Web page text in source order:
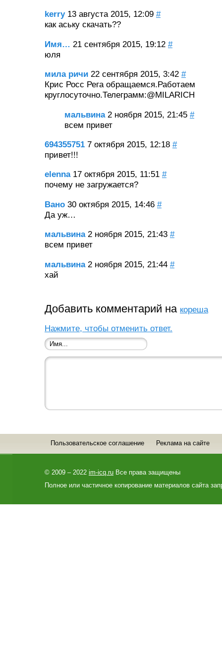
kerry 13 августа 2015, 12:09 #
как аську скачать??
Имя… 21 сентября 2015, 19:12 #
юля
мила ричи 22 сентября 2015, 3:42 #
Крис Росс Рега обращаемся.Работаем
круглосуточно.Телеграмм:@MILARICH
мальвина 2 ноября 2015, 21:45 #
всем привет
694355751 7 октября 2015, 12:18 #
привет!!!
elenna 17 октября 2015, 11:51 #
почему не загружается?
Вано 30 октября 2015, 14:46 #
Да уж…
мальвина 2 ноября 2015, 21:43 #
всем привет
мальвина 2 ноября 2015, 21:44 #
хай
Добавить комментарий на кореша
Нажмите, чтобы отменить ответ.
Пользовательское соглашение Реклама на сайте
© 2009 – 2022 im-icq.ru Все права защищены
Полное или частичное копирование материалов сайта